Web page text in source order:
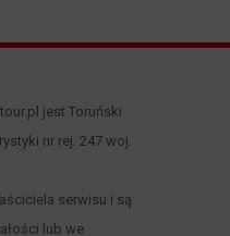
jest Toruński
nr rej. 247 woj.
serwisu i są
lub we